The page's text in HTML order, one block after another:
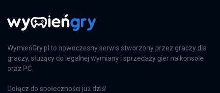
WymieńGry.pl to nowoczesny serwis stworzony przez graczy dla
graczy, służący do legalnej wymiany i sprzedaży gier na konsole
oraz PC.
Dołącz do społeczności już dziś!